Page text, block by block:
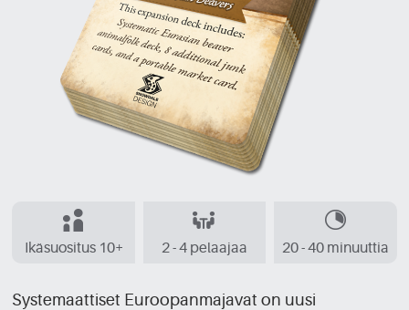
Ikäsuositus 10+ 2 - 4 pelaajaa 20 - 40 minuuttia
Systemaattiset Euroopanmajavat on uusi